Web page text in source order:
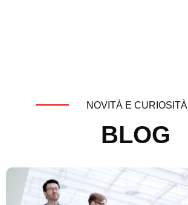
NOVITÀ E CURIOSITÀ
BLOG